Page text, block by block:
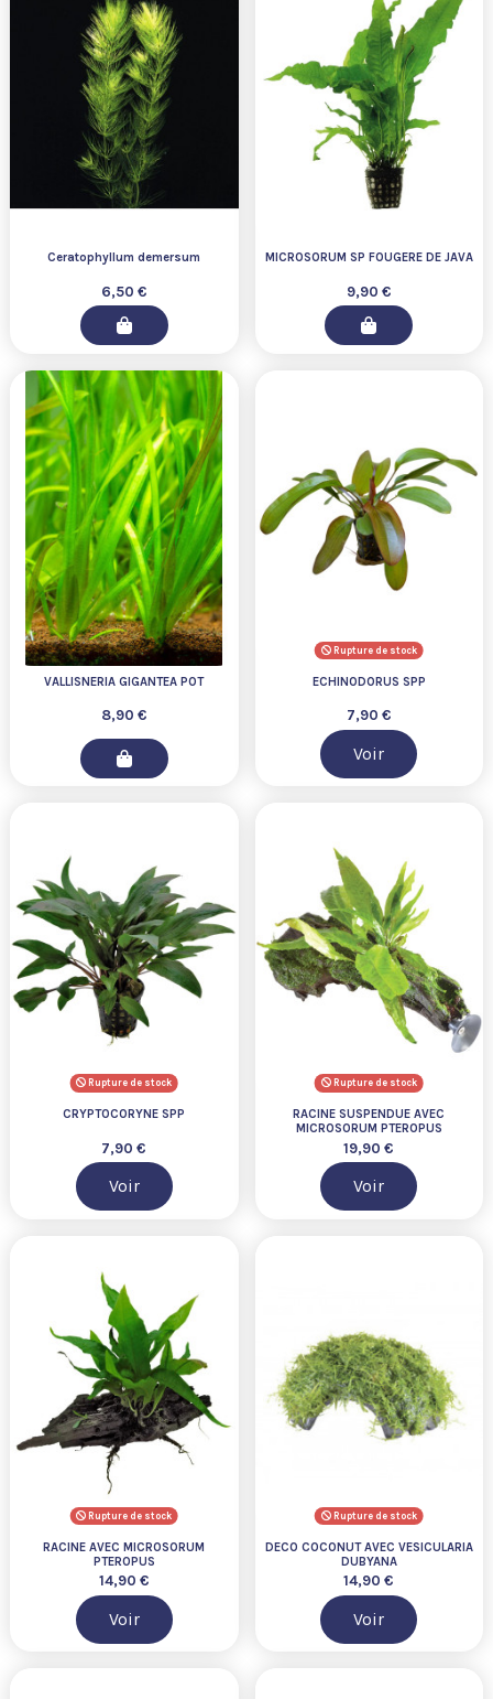
Ceratophyllum demersum
6,50 €
MICROSORUM SP FOUGERE DE JAVA
9,90 €
VALLISNERIA GIGANTEA POT
8,90 €
Rupture de stock
ECHINODORUS SPP
7,90 €
Voir
Rupture de stock
CRYPTOCORYNE SPP
7,90 €
Voir
Rupture de stock
RACINE SUSPENDUE AVEC
MICROSORUM PTEROPUS
19,90 €
Voir
Rupture de stock
RACINE AVEC MICROSORUM
PTEROPUS
14,90 €
Voir
Rupture de stock
DECO COCONUT AVEC VESICULARIA
DUBYANA
14,90 €
Voir